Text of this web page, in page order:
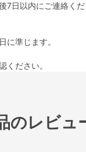
7日以内にご連絡く
に準じます。
ください。
のレビュ